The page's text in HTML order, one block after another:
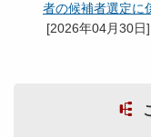
者の候補者選定に
[2026年04月30日]